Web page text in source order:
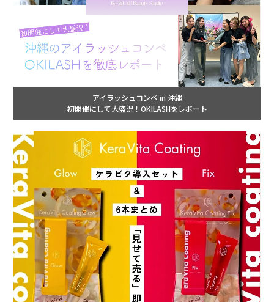
アイラッシュコンペ in 沖縄
初開催にして大盛況！OKILASHをレポート